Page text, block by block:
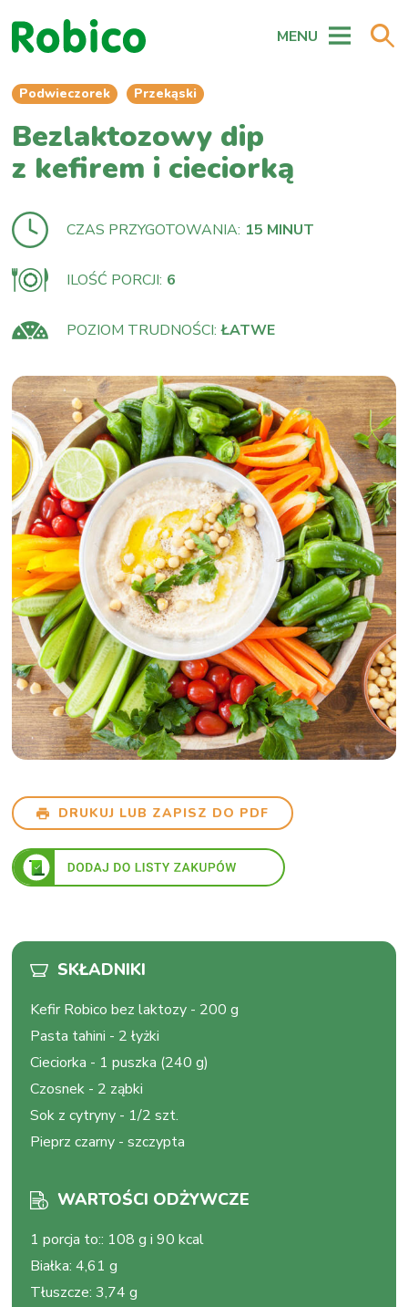
MENU
Podwieczorek Przekąski
Bezlaktozowy dip
z kefirem i cieciorką
CZAS PRZYGOTOWANIA: 15 MINUT
ILOŚĆ PORCJI: 6
POZIOM TRUDNOŚCI: ŁATWE
DRUKUJ LUB ZAPISZ DO PDF
SKŁADNIKI
Kefir Robico bez laktozy - 200 g
Pasta tahini - 2 łyżki
Cieciorka - 1 puszka (240 g)
Czosnek - 2 ząbki
Sok z cytryny - 1/2 szt.
Pieprz czarny -szczypta
WARTOŚCI ODŻYWCZE
1 porcja to:: 108 g i 90 kcal
Białka:4,61 g
Tłuszcze:3,74 g